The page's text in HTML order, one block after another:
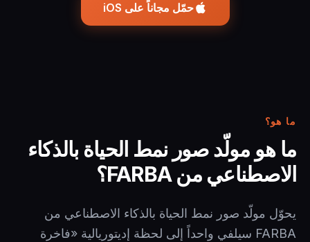
حمّل مجاناً على iOS
ما هو؟
ما هو مولّد صور نمط الحياة بالذكاء
الاصطناعي من FARBA؟
يحوّل مولّد صور نمط الحياة بالذكاء الاصطناعي من
FARBA سيلفي واحداً إلى لحظة إديتوريالية «فاخرة